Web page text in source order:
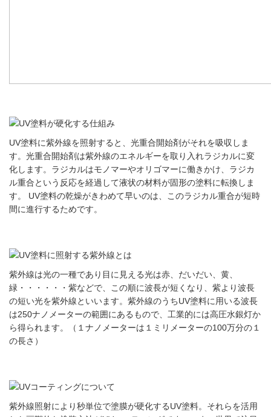
UV塗料に紫外線を照射すると、光重合開始剤がそれを吸収しま
す。光重合開始剤は紫外線のエネルギーを取り入れラジカルに変
化します。ラジカルはモノマーやオリゴマーに働きかけ、ラジカ
ル重合という反応を経過して液状の材料が固形の塗料に転換しま
す。 UV塗料の乾燥がきわめて早いのは、このラジカル重合が短時
間に進行するためです。
紫外線は光の一種であり目に見える光は赤、だいだい、黄、
緑・・・・・・紫などで、この順に波長が短くなり、紫より波長
の短い光を紫外線といいます。紫外線のうちUV塗料に用いる波長
は250ナノメーターの範囲にあるもので、工業的には高圧水銀灯か
ら得られます。（１ナノメーターは１ミリメーターの100万分の１
の長さ）
紫外線照射により秒単位で塗膜が硬化するUV塗料。それらを活用